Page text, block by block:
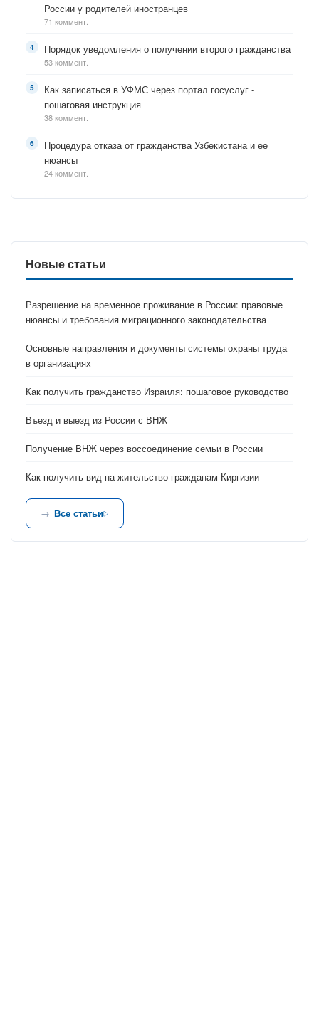
России у родителей иностранцев
71 коммент.
Порядок уведомления о получении второго гражданства
53 коммент.
Как записаться в УФМС через портал госуслуг -
пошаговая инструкция
38 коммент.
Процедура отказа от гражданства Узбекистана и ее
нюансы
24 коммент.
Новые статьи
Разрешение на временное проживание в России: правовые
нюансы и требования миграционного законодательства
Основные направления и документы системы охраны труда
в организациях
Как получить гражданство Израиля: пошаговое руководство
Въезд и выезд из России с ВНЖ
Получение ВНЖ через воссоединение семьи в России
Как получить вид на жительство гражданам Киргизии
Все статьи